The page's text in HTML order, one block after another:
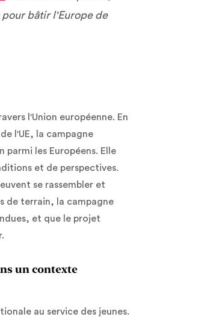
pour bâtir l'Europe de
l'Union européenne. En
l'UE, la campagne
les Européens. Elle
et de perspectives.
se rassembler et
de terrain, la campagne
et que le projet
un contexte
au service des jeunes.